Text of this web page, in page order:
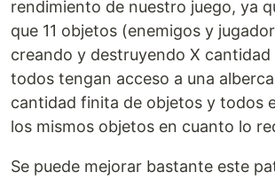
rendimiento de nuestro juego, ya
que 11 objetos (enemigos y
creando y destruyendo X cantidad
todos tengan acceso a una
cantidad finita de objetos y todos
los mismos objetos en cuanto lo
Se puede mejorar bastante este